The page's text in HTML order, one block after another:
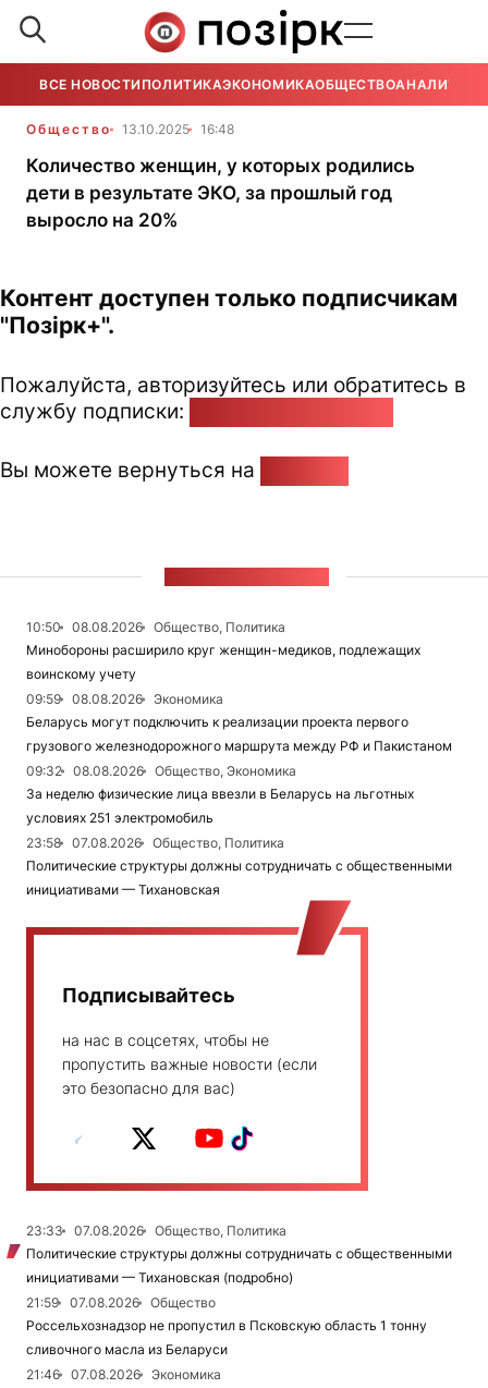
ВСЕ НОВОСТИ ПОЛИТИКАЭКОНОМИКАОБЩЕСТВОАНАЛИТИКА
Общество 13.10.2025 16:48
Количество женщин, у которых родились
дети в результате ЭКО, за прошлый год
выросло на 20%
Контент доступен только подписчикам
"Позірк+".
Пожалуйста, авторизуйтесь или обратитесь в
службу подписки:
Вы можете вернуться на
10:50 08.08.2026
Общество, Политика
Минобороны расширило круг женщин-медиков, подлежащих
воинскому учету
09:59
08.08.2026
Экономика
Беларусь могут подключить к реализации проекта первого
грузового железнодорожного маршрута между РФ и Пакистаном
09:32
08.08.2026
Общество, Экономика
За неделю физические лица ввезли в Беларусь на льготных
условиях 251 электромобиль
23:58
07.08.2026
Общество, Политика
Политические структуры должны сотрудничать с общественными
инициативами — Тихановская
Подписывайтесь
на нас в соцсетях, чтобы не
пропустить важные новости (если
это безопасно для вас)
23:33 07.08.2026
Общество, Политика
Политические структуры должны сотрудничать с общественными
инициативами — Тихановская (подробно)
21:59
07.08.2026
Общество
Россельхознадзор не пропустил в Псковскую область 1 тонну
сливочного масла из Беларуси
21:46
07.08.2026
Экономика